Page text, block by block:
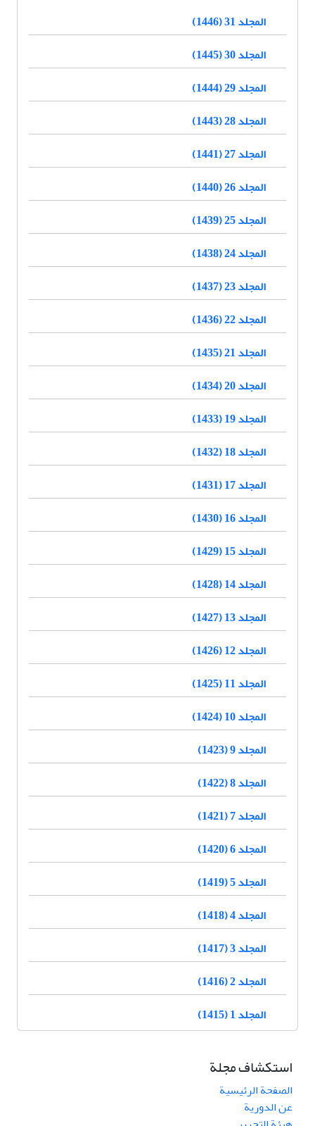
المجلد 31 (1446)
المجلد 30 (1445)
المجلد 29 (1444)
المجلد 28 (1443)
المجلد 27 (1441)
المجلد 26 (1440)
المجلد 25 (1439)
المجلد 24 (1438)
المجلد 23 (1437)
المجلد 22 (1436)
المجلد 21 (1435)
المجلد 20 (1434)
المجلد 19 (1433)
المجلد 18 (1432)
المجلد 17 (1431)
المجلد 16 (1430)
المجلد 15 (1429)
المجلد 14 (1428)
المجلد 13 (1427)
المجلد 12 (1426)
المجلد 11 (1425)
المجلد 10 (1424)
المجلد 9 (1423)
المجلد 8 (1422)
المجلد 7 (1421)
المجلد 6 (1420)
المجلد 5 (1419)
المجلد 4 (1418)
المجلد 3 (1417)
المجلد 2 (1416)
المجلد 1 (1415)
استكشاف مجلة
الصفحة الرئيسية
عن الدورية